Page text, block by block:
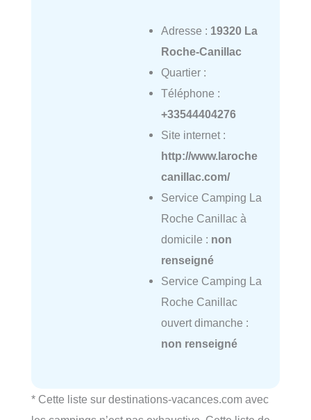
Adresse : 19320 La
Roche-Canillac
Quartier :
Téléphone :
+33544404276
Site internet :
http://www.laroche
canillac.com/
Service Camping La
Roche Canillac à
domicile : non
renseigné
Service Camping La
Roche Canillac
ouvert dimanche :
non renseigné
* Cette liste sur destinations-vacances.com avec